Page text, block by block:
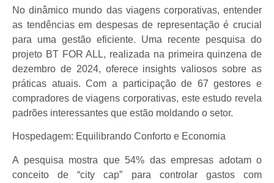
No dinâmico mundo das viagens corporativas, entender
as tendências em despesas de representação é crucial
para uma gestão eficiente. Uma recente pesquisa do
projeto BT FOR ALL, realizada na primeira quinzena de
dezembro de 2024, oferece insights valiosos sobre as
práticas atuais. Com a participação de 67 gestores e
compradores de viagens corporativas, este estudo revela
padrões interessantes que estão moldando o setor.
Hospedagem: Equilibrando Conforto e Economia
A pesquisa mostra que 54% das empresas adotam o
conceito de “city cap” para controlar gastos com